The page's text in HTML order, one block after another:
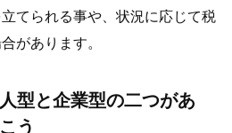
てられる事や、状況に応じて税
があります。
型と企業型の二つがあ
う